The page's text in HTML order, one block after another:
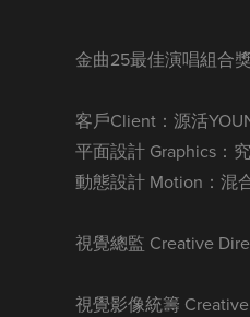
金曲25最佳演唱組合
客戶Client：源活
平面設計 Graphics：
動態設計 Motion：混
視覺總監 Creative
視覺影像統籌